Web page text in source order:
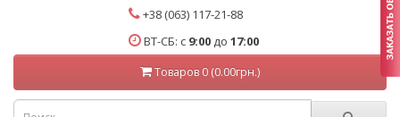
+38 (063) 117-21-88
ВТ-СБ: с 9:00 до 17:00
Товаров 0 (0.00грн.)